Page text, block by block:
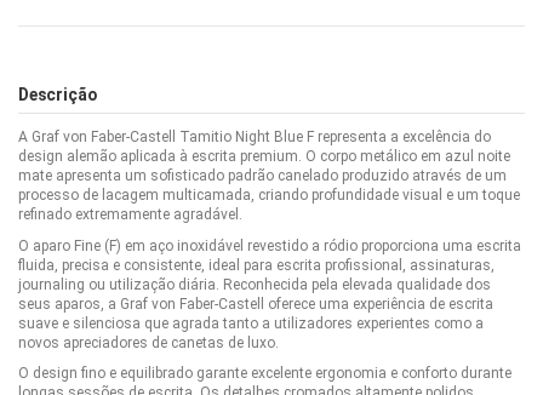
Descrição
A Graf von Faber-Castell Tamitio Night Blue F representa a excelência do
design alemão aplicada à escrita premium. O corpo metálico em azul noite
mate apresenta um sofisticado padrão canelado produzido através de um
processo de lacagem multicamada, criando profundidade visual e um toque
refinado extremamente agradável.
O aparo Fine (F) em aço inoxidável revestido a ródio proporciona uma escrita
fluida, precisa e consistente, ideal para escrita profissional, assinaturas,
journaling ou utilização diária. Reconhecida pela elevada qualidade dos
seus aparos, a Graf von Faber-Castell oferece uma experiência de escrita
suave e silenciosa que agrada tanto a utilizadores experientes como a
novos apreciadores de canetas de luxo.
O design fino e equilibrado garante excelente ergonomia e conforto durante